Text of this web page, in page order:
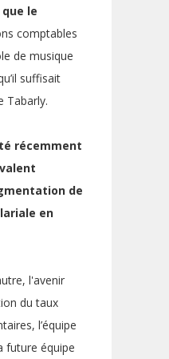
le
comptables
de musique
suffisait
Tabarly.
récemment
de
en
l'avenir
du taux
l’équipe
future équipe